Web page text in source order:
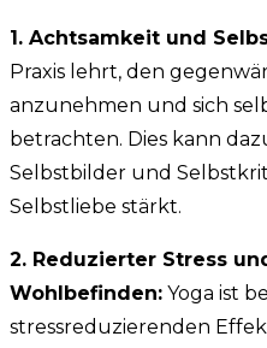
1. Achtsamkeit und
Praxis lehrt, den
anzunehmen und sich
betrachten. Dies kann
Selbstbilder und
Selbstliebe stärkt.
2. Reduzierter Stress
Wohlbefinden: Yoga ist
stressreduzierenden